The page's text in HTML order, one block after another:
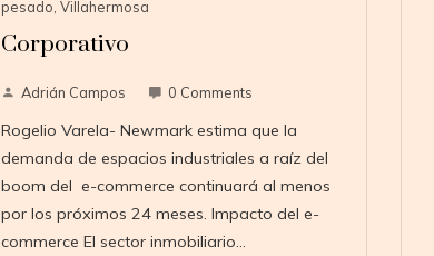
pesado Villahermosa
Corporativo
Adrián Campos 0 Comments
Rogelio Varela- Newmark estima que la
demanda de espacios industriales a raíz del
boom del e-commerce continuará al menos
por los próximos 24 meses. Impacto del e-
commerce El sector inmobiliario…